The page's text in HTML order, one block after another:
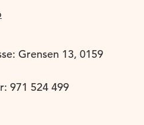
Grensen 13, 0159
971 524 499